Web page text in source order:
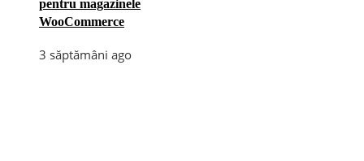
pentru magazinele
WooCommerce
3 săptămâni ago